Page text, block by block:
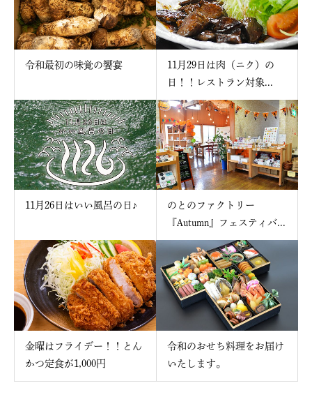
令和最初の味覚の饗宴
11月29日は肉（ニク）の
日！！レストラン対象...
11月26日はいい風呂の日♪
のとのファクトリー
『Autumn』フェスティバ...
金曜はフライデー！！とん
かつ定食が1,000円
令和のおせち料理をお届け
いたします。